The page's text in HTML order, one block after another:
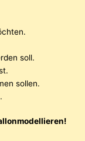
soll.
sollen.